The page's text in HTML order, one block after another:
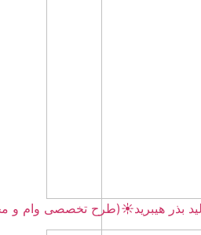
تخصصی وام و مجوز)